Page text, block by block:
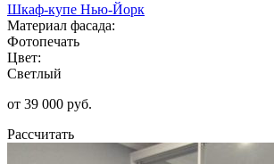
Шкаф-купе Нью-Йорк
Материал фасада:
Фотопечать
Цвет:
Светлый
от 39 000 руб.
Рассчитать